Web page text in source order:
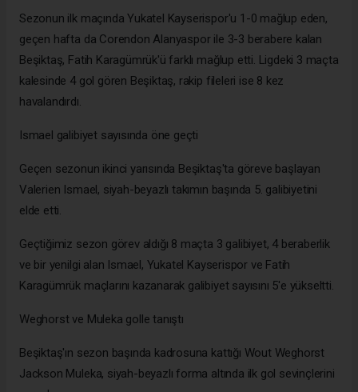
Sezonun ilk maçında Yukatel Kayserispor'u 1-0 mağlup eden,
geçen hafta da Corendon Alanyaspor ile 3-3 berabere kalan
Beşiktaş, Fatih Karagümrük'ü farklı mağlup etti. Ligdeki 3 maçta
kalesinde 4 gol gören Beşiktaş, rakip fileleri ise 8 kez
havalandırdı.
Ismael galibiyet sayısında öne geçti
Geçen sezonun ikinci yarısında Beşiktaş'ta göreve başlayan
Valerien Ismael, siyah-beyazlı takımın başında 5. galibiyetini
elde etti.
Geçtiğimiz sezon görev aldığı 8 maçta 3 galibiyet, 4 beraberlik
ve bir yenilgi alan Ismael, Yukatel Kayserispor ve Fatih
Karagümrük maçlarını kazanarak galibiyet sayısını 5'e yükseltti.
Weghorst ve Muleka golle tanıştı
Beşiktaş'ın sezon başında kadrosuna kattığı Wout Weghorst
Jackson Muleka, siyah-beyazlı forma altında ilk gol sevinçlerini